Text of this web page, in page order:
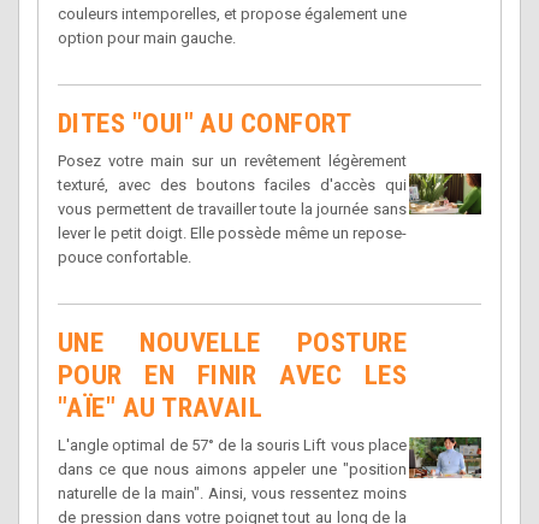
couleurs intemporelles, et propose également une
option pour main gauche.
DITES "OUI" AU CONFORT
Posez votre main sur un revêtement légèrement
texturé, avec des boutons faciles d'accès qui
vous permettent de travailler toute la journée sans
lever le petit doigt. Elle possède même un repose-
pouce confortable.
UNE NOUVELLE POSTURE
POUR EN FINIR AVEC LES
"AÏE" AU TRAVAIL
L'angle optimal de 57° de la souris Lift vous place
dans ce que nous aimons appeler une "position
naturelle de la main". Ainsi, vous ressentez moins
de pression dans votre poignet tout au long de la